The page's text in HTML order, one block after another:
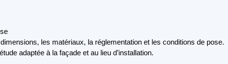
les matériaux, la réglementation et les conditions de pose.
adaptée à la façade et au lieu d’installation.